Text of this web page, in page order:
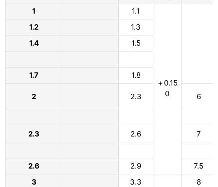
1
1.1
＋0.15
0
1.2
1.3
1.4
1.5
1.7 1.8
2 2.3 6
2.3 2.6 7
2.6 2.9
7.5
3
3.3
8